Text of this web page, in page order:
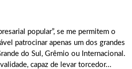
popular”, se me permitem o
patrocinar apenas um dos grandes
do Sul, Grêmio ou Internacional.
capaz de levar torcedor...